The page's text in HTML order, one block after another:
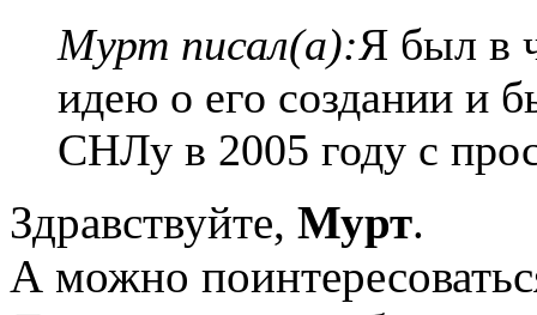
Мурт писал(а):Я был в
идею о его создании и
СНЛу в 2005 году с
Здравствуйте, Мурт.
А можно